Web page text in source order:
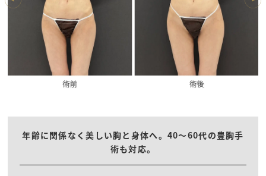
年齢に関係なく美しい胸と身体へ。40〜60代の豊胸手
術も対応。